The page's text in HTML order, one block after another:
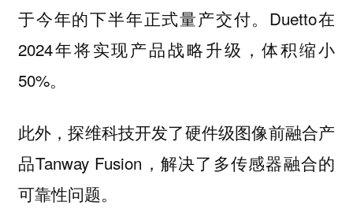
于今年的下半年正式量产交付。Duetto在
2024年将实现产品战略升级，体积缩小
50%。
此外，探维科技开发了硬件级图像前融合产
品Tanway Fusion，解决了多传感器融合的
可靠性问题。